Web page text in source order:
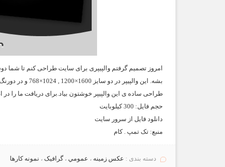
امروز تصمیم گرفتم والپیپری برای سایت طراحی کنم تا شما
بشه. این والپیپر
طراحی ساده ی این والپیپر خوشتون بیاد.برای دریافت ما را در
حجم فايل: 300 کیلوبایت
دانلود فایل از سرور سایت
منبع: تک تمپ . کام
دسته بندی : عكس زمينه ، عمومي ،گرافیک ، نمونه كارها